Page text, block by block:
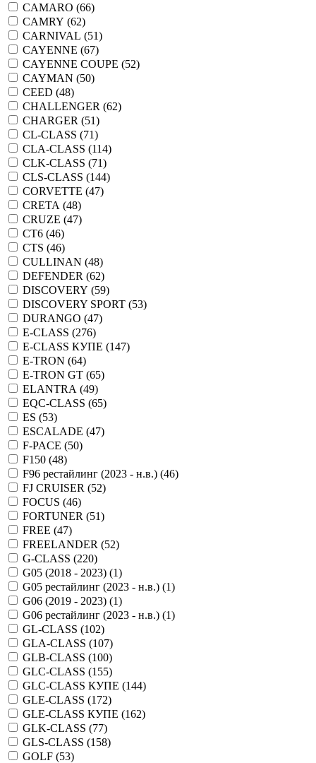
CAMARO (66)
CAMRY (62)
CARNIVAL (51)
CAYENNE (67)
CAYENNE COUPE (52)
CAYMAN (50)
CEED (48)
CHALLENGER (62)
CHARGER (51)
CL-CLASS (71)
CLA-CLASS (114)
CLK-CLASS (71)
CLS-CLASS (144)
CORVETTE (47)
CRETA (48)
CRUZE (47)
CT6 (46)
CTS (46)
CULLINAN (48)
DEFENDER (62)
DISCOVERY (59)
DISCOVERY SPORT (53)
DURANGO (47)
E-CLASS (276)
E-CLASS КУПЕ (147)
E-TRON (64)
E-TRON GT (65)
ELANTRA (49)
EQC-CLASS (65)
ES (53)
ESCALADE (47)
F-PACE (50)
F150 (48)
F96 рестайлинг (2023 - н.в.) (46)
FJ CRUISER (52)
FOCUS (46)
FORTUNER (51)
FREE (47)
FREELANDER (52)
G-CLASS (220)
G05 (2018 - 2023) (1)
G05 рестайлинг (2023 - н.в.) (1)
G06 (2019 - 2023) (1)
G06 рестайлинг (2023 - н.в.) (1)
GL-CLASS (102)
GLA-CLASS (107)
GLB-CLASS (100)
GLC-CLASS (155)
GLC-CLASS КУПЕ (144)
GLE-CLASS (172)
GLE-CLASS КУПЕ (162)
GLK-CLASS (77)
GLS-CLASS (158)
GOLF (53)